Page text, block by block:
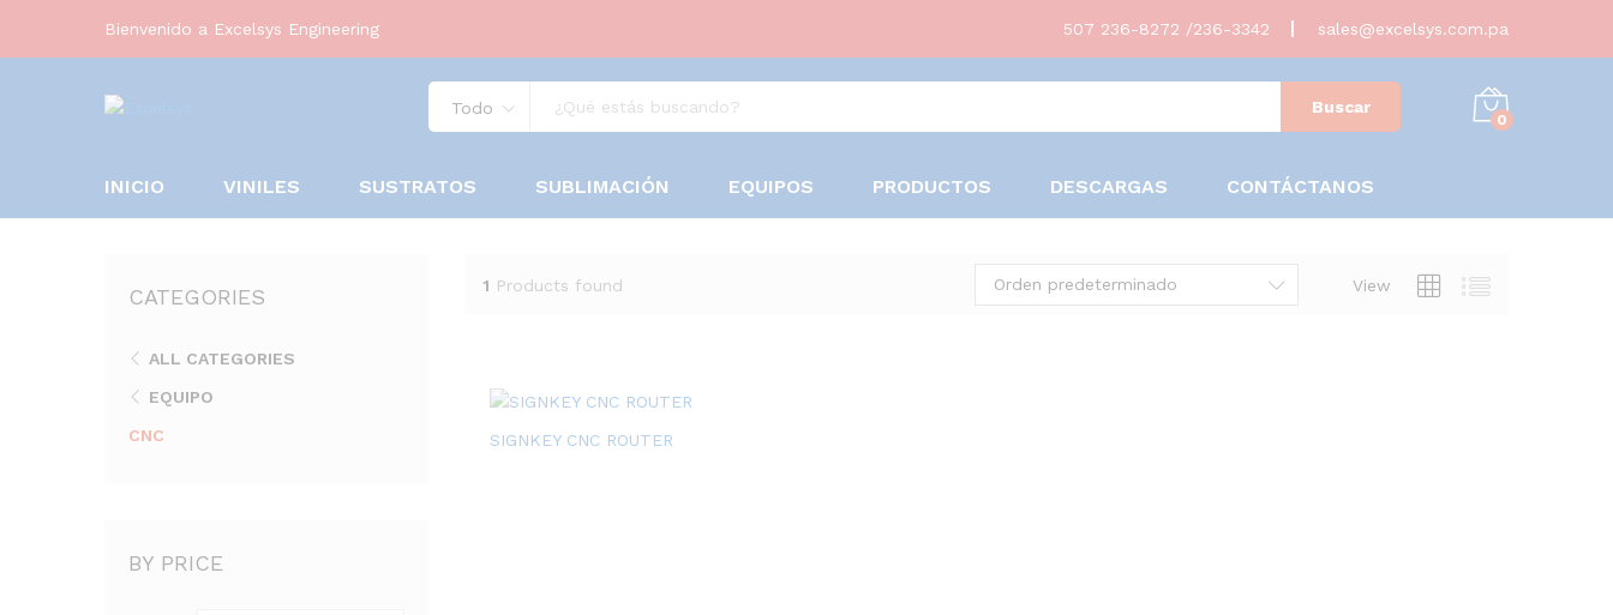
Bienvenido a Excelsys Engineering 507 236-8272 /236-3342 sales@excelsys.com.pa
Todo Buscar
0
INICIO VINILES SUSTRATOS SUBLIMACIÓN EQUIPOS PRODUCTOS DESCARGAS CONTÁCTANOS
1 Products found View
Orden predeterminado
SIGNKEY CNC ROUTER
CATEGORIES
ALL CATEGORIES
EQUIPO
CNC
BY PRICE